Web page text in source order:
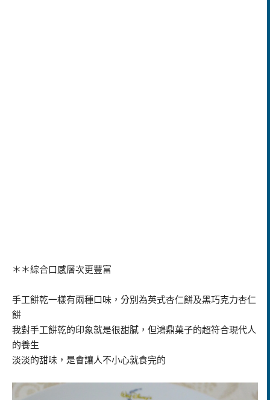
＊＊綜合口感層次更豐富
手工餅乾一樣有兩種口味，分別為英式杏仁餅及黑巧克力杏仁
餅
我對手工餅乾的印象就是很甜膩，但鴻鼎菓子的超符合現代人
的養生
淡淡的甜味，是會讓人不小心就食完的